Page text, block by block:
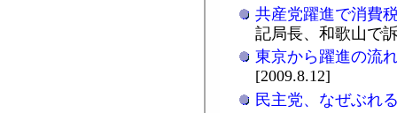
共産党躍進で消費
記局長、和歌山で
東京から躍進の流
[2009.8.12]
民主党、なぜぶれ